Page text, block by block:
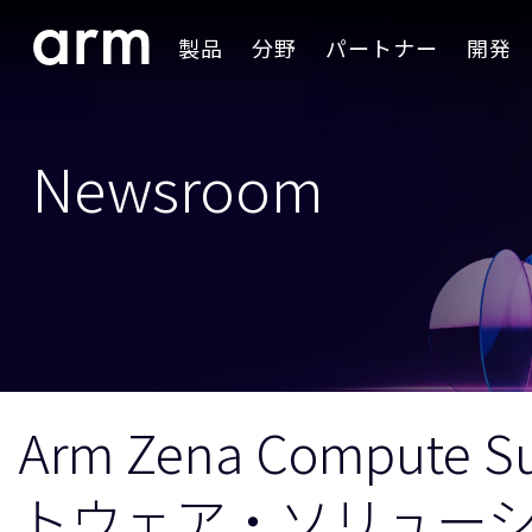
Skip to Footer 製品 分野 パートナー 開発
Newsroom
Arm Zena Compute